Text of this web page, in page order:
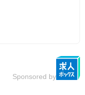
Sponsored by